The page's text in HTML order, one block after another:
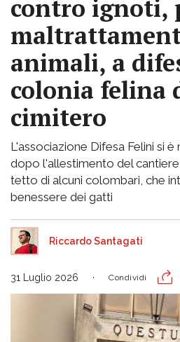
contro ignoti,
animali, a
colonia felina
cimitero
L'associazione Difesa Felini si
dopo l'allestimento del
tetto di alcuni colombari, che
benessere dei gatti
Riccardo Santagati
31 Luglio 2026 Condividi